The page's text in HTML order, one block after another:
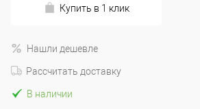
Купить в 1 клик
Нашли дешевле
Рассчитать доставку
В наличии